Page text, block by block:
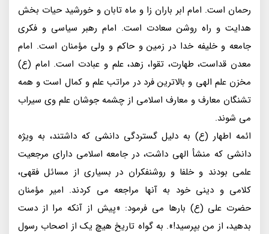
رحمان است. امام ابر باران زا و ماه تابان و خورشید حیات بخش
هدایت و راه روشن سعادت است. امام رهبر سیاسی و فکری
جامعه و خلیفه خدا در زمین و حاکم و ولی مؤمنان است. امام
معدن قداست، طهارت، تقوا، زهد، علم و عبادت است. امام (ع)
مخزن علم الهی و بالاترین فرد در مراتب علم و کمال است و همه
تشنگان معارف و معارف اسلامی از چشمه جوشان علم وی سیراب
می شوند.
ائمه اطهار (ع) به دلیل گستردگی دانشی که داشتند، به ویژه
دانشی که منشأ الهی داشت، در جامعه اسلامی دارای مرجعیت
علمی بودند و خلفا و روشنفکران در بسیاری از مسائل فقهی،
کلامی و دینی خود به آنها مراجعه می کردند. امیر مؤمنان
حضرت علی (ع) بارها می فرمود: «پیش از آنکه مرا از دست
بدهید، از من بپرسید!». به گواه تاریخ هیچ یک از اصحاب رسول